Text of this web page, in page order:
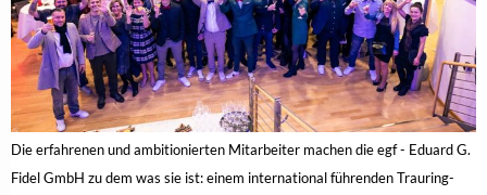
Die erfahrenen und ambitionierten Mitarbeiter machen die egf - Eduard G.
Fidel GmbH zu dem was sie ist: einem international führenden Trauring-